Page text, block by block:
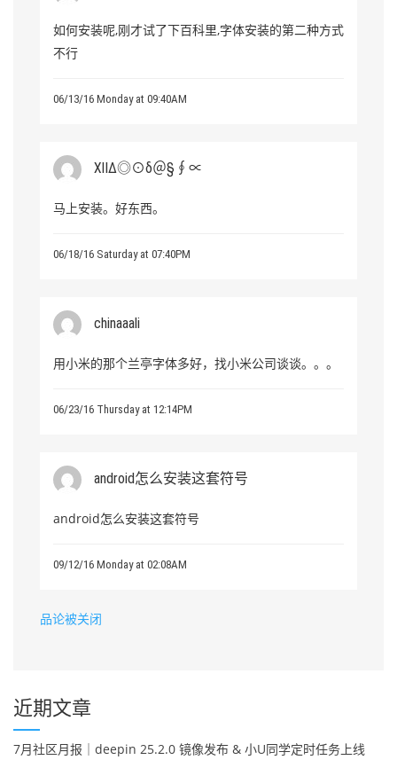
如何安装呢,刚才试了下百科里,字体安装的第二种方式
不行
06/13/16 Monday at 09:40AM
ⅫΔ◎⊙δ＠§∮∝
马上安装。好东西。
06/18/16 Saturday at 07:40PM
chinaaali
用小米的那个兰亭字体多好，找小米公司谈谈。。。
06/23/16 Thursday at 12:14PM
android怎么安装这套符号
android怎么安装这套符号
09/12/16 Monday at 02:08AM
品论被关闭
近期文章
7月社区月报｜deepin 25.2.0 镜像发布 & 小U同学定时任务上线